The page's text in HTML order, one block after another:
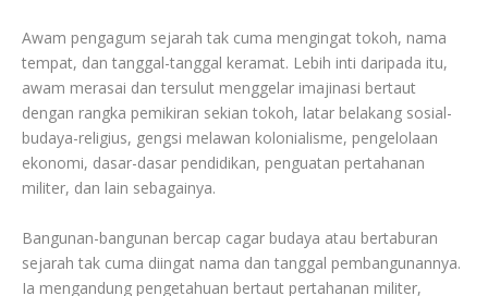
Awam pengagum sejarah tak cuma mengingat tokoh, nama
tempat, dan tanggal-tanggal keramat. Lebih inti daripada itu,
awam merasai dan tersulut menggelar imajinasi bertaut
dengan rangka pemikiran sekian tokoh, latar belakang sosial-
budaya-religius, gengsi melawan kolonialisme, pengelolaan
ekonomi, dasar-dasar pendidikan, penguatan pertahanan
militer, dan lain sebagainya.
Bangunan-bangunan bercap cagar budaya atau bertaburan
sejarah tak cuma diingat nama dan tanggal pembangunannya.
Ia mengandung pengetahuan bertaut pertahanan militer,